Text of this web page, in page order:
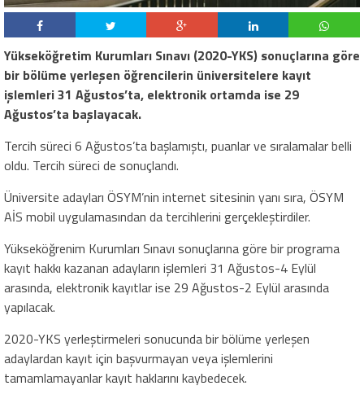
Yükseköğretim Kurumları Sınavı (2020-YKS) sonuçlarına göre
bir bölüme yerleşen öğrencilerin üniversitelere kayıt
işlemleri 31 Ağustos’ta, elektronik ortamda ise 29
Ağustos’ta başlayacak.
Tercih süreci 6 Ağustos’ta başlamıştı, puanlar ve sıralamalar belli
oldu. Tercih süreci de sonuçlandı.
Üniversite adayları ÖSYM’nin internet sitesinin yanı sıra, ÖSYM
AİS mobil uygulamasından da tercihlerini gerçekleştirdiler.
Yükseköğrenim Kurumları Sınavı sonuçlarına göre bir programa
kayıt hakkı kazanan adayların işlemleri 31 Ağustos-4 Eylül
arasında, elektronik kayıtlar ise 29 Ağustos-2 Eylül arasında
yapılacak.
2020-YKS yerleştirmeleri sonucunda bir bölüme yerleşen
adaylardan kayıt için başvurmayan veya işlemlerini
tamamlamayanlar kayıt haklarını kaybedecek.